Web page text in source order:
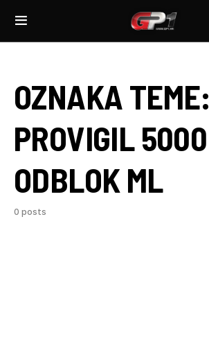
OZNAKA TEME:
PROVIGIL 5000
ODBLOK ML
0 posts